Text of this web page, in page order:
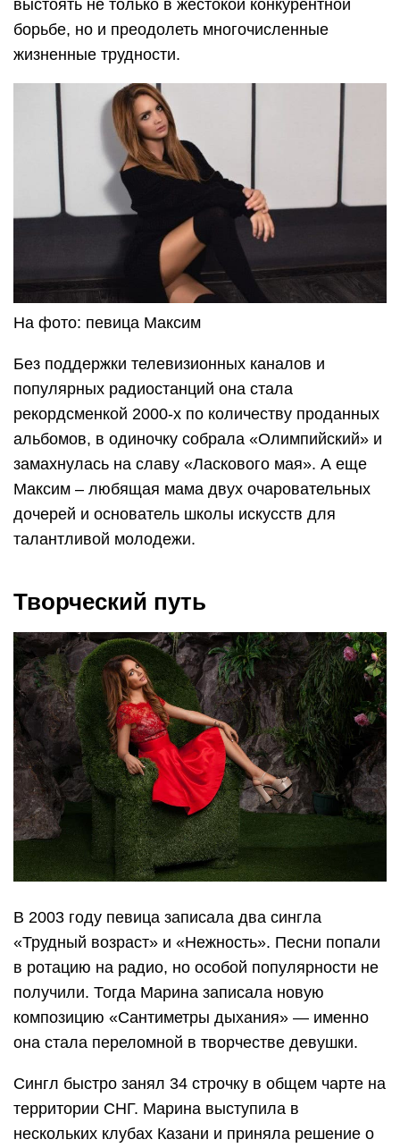
выстоять не только в жестокой конкурентной
борьбе, но и преодолеть многочисленные
жизненные трудности.
На фото: певица Максим
Без поддержки телевизионных каналов и
популярных радиостанций она стала
рекордсменкой 2000-х по количеству проданных
альбомов, в одиночку собрала «Олимпийский» и
замахнулась на славу «Ласкового мая». А еще
Максим – любящая мама двух очаровательных
дочерей и основатель школы искусств для
талантливой молодежи.
Творческий путь
В 2003 году певица записала два сингла
«Трудный возраст» и «Нежность». Песни попали
в ротацию на радио, но особой популярности не
получили. Тогда Марина записала новую
композицию «Сантиметры дыхания» — именно
она стала переломной в творчестве девушки.
Сингл быстро занял 34 строчку в общем чарте на
территории СНГ. Марина выступила в
нескольких клубах Казани и приняла решение о